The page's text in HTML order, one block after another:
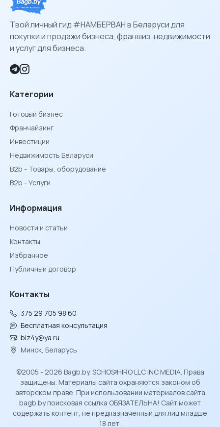
Твой личный гид #НАМБЕРВАН в Беларуси для
покупки и продажи бизнеса, франшиз, недвижимости
и услуг для бизнеса.
Категории
Готовый бизнес
Франчайзинг
Инвестиции
Недвижимость Беларуси
B2b - Товары, оборудование
B2b - Услуги
Информация
Новости и статьи
Контакты
Избранное
Публичный договор
Контакты
375 29 705 98 60
Бесплатная консультация
biz4y@ya.ru
Минск, Беларусь
©2005 - 2026 Bagb.by. SCHOSᶳHIRO LLC INC MEDIA. Права
защищены. Материалы сайта охраняются законом об
авторском праве. При использовании материалов сайта
bagb.by поисковая ссылка ОБЯЗАТЕЛЬНА! Сайт может
содержать контент, не предназначенный для лиц младше
18 лет.